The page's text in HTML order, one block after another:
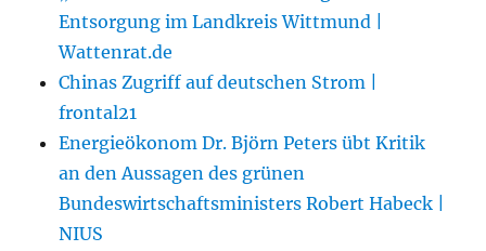
Entsorgung im Landkreis Wittmund |
Wattenrat.de
Chinas Zugriff auf deutschen Strom |
frontal21
Energieökonom Dr. Björn Peters übt Kritik
an den Aussagen des grünen
Bundeswirtschaftsministers Robert Habeck |
NIUS